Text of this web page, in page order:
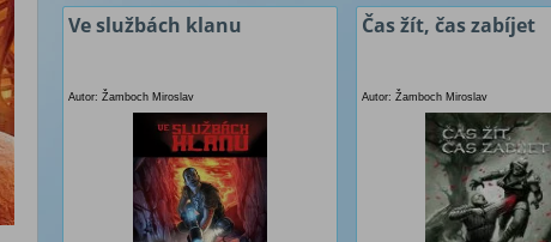
Ve službách klanu
Autor: Žamboch Miroslav
Čas žít, čas zabíjet
Autor: Žamboch Miroslav